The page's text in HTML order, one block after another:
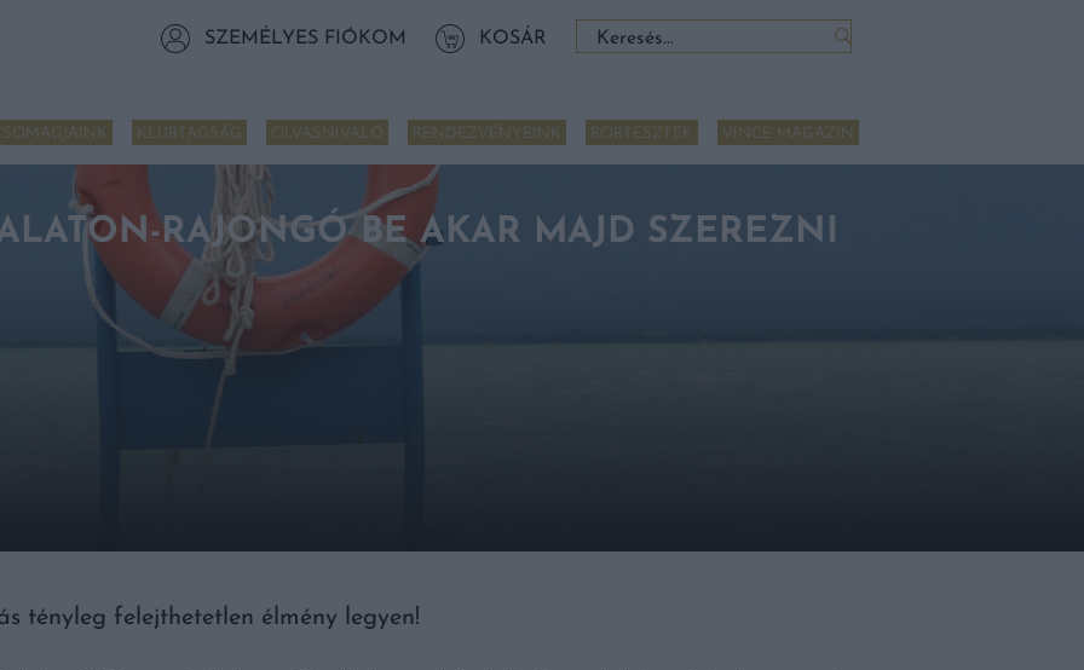
SZEMÉLYES FIÓKOM KOSÁR Keresés:
KLUBTAGSÁG OLVASNIVALÓ RENDEZVÉNYEINK BORTESZTEK VINCE MAGAZIN
RAJONGÓ BE AKAR MAJD SZEREZNI
tényleg felejthetetlen élmény legyen!